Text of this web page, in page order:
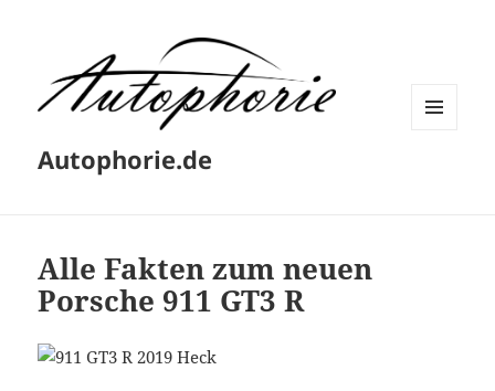
Autophorie.de
Alle Fakten zum neuen
Porsche 911 GT3 R